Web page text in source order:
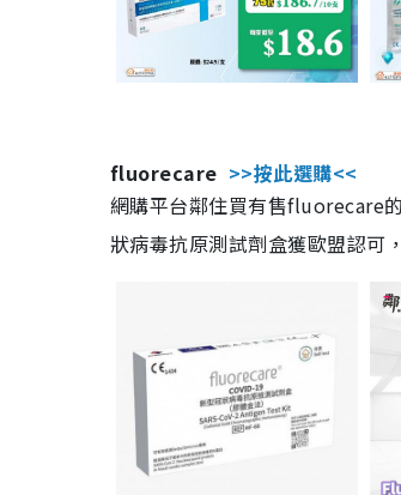
fluorecare >>按此選購<<
網購平台鄰住買有售fluorecare
狀病毒抗原測試劑盒獲歐盟認可